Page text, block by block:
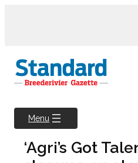
Menu
‘Agri’s Got